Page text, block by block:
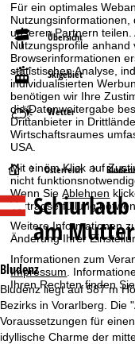
Für ein optimales
Nutzungsinformationen,
unseren Partnern
Nutzungsprofile anhand
Browserinformationen
statistischen Analyse,
individualisierten
benötigen wir Ihre
die Datenweitergabe
Drittanbieter in
Wirtschaftsraumes
USA.
Mit einem Klick auf
nicht
Wenn SieAblehnen
Vertragserfüllung
Weitere Informationen
Änderung Ihrer
Informationen zum
Impressum .
Ihren Rechten finden
Übersicht
Skigebiet
Wetter
S
t
a
r
t
s
Österreich Bludenz
Schiurlaub
am
Bludenz
Bludenz liegt auf 587 m
Bezirks in Vorarlberg. Die
Voraussetzungen für
idyllische Charme der